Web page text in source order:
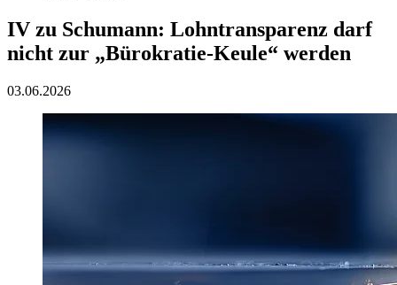
IV zu Schumann: Lohntransparenz darf
nicht zur „Bürokratie-Keule“ werden
03.06.2026